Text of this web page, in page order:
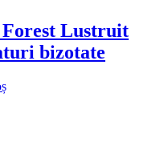
Lustruit
bizotate